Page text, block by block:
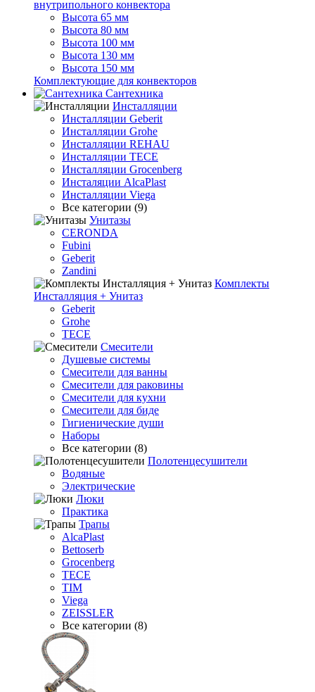
внутрипольного конвектора
Высота 65 мм
Высота 80 мм
Высота 100 мм
Высота 130 мм
Высота 150 мм
Комплектующие для конвекторов
Сантехника
Инсталляции
Инсталляции Geberit
Инсталляции Grohe
Инсталляции REHAU
Инсталляции TECE
Инсталляции Grocenberg
Инсталяции AlcaPlast
Инсталляции Viega
Все категории (9)
Унитазы
CERONDA
Fubini
Geberit
Zandini
Комплекты
Инсталляция + Унитаз
Geberit
Grohe
TECE
Смесители
Душевые системы
Смесители для ванны
Смесители для раковины
Смесители для кухни
Смесители для биде
Гигиенические души
Наборы
Все категории (8)
Полотенцесушители
Водяные
Электрические
Люки
Практика
Трапы
AlcaPlast
Bettoserb
Grocenberg
TECE
TIM
Viega
ZEISSLER
Все категории (8)